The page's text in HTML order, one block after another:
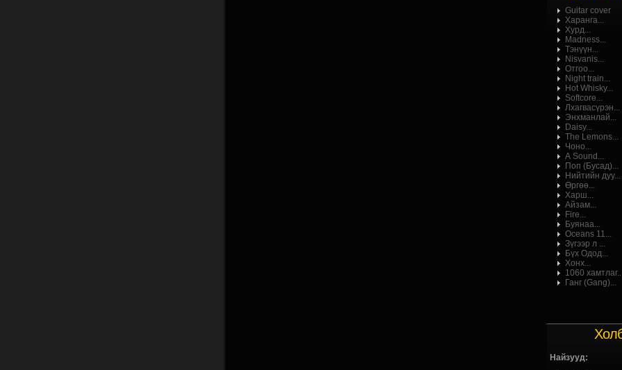
Guitar cover
Харанга...
Хурд...
Madness...
Тэнүүн...
Nisvanis...
Отгоо...
Night train...
Hot Whisky...
Softcore...
Лхагвасүрэн...
Энхманлай...
Daisy...
The Lemons...
Чоно...
А Sound...
Поп (Бусад)...
Нийтийн дуу...
Өргөө...
Харш...
Айзам...
Fire...
Буянаа...
Oceans 11...
Зүгээр л ...
Бүх Одод...
Хонх...
1060 хамтлаг...
Ганг (Gang)...
Найзууд: